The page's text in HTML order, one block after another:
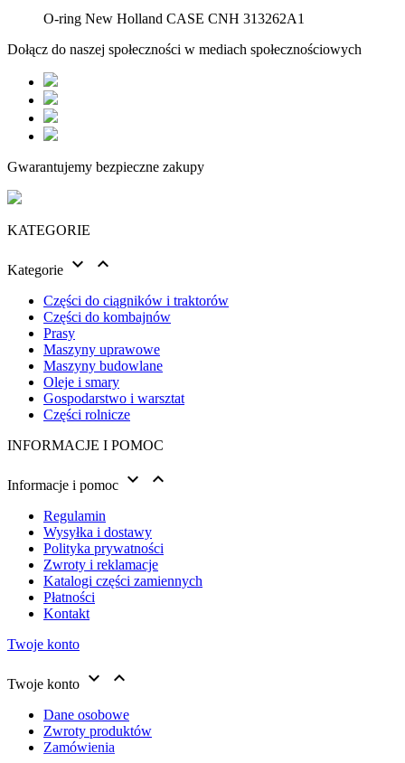
O-ring New Holland CASE CNH 313262A1
Dołącz do naszej społeczności w mediach społecznościowych
Gwarantujemy bezpieczne zakupy
KATEGORIE
Kategorie  
Części do ciągników i traktorów
Części do kombajnów
Prasy
Maszyny uprawowe
Maszyny budowlane
Oleje i smary
Gospodarstwo i warsztat
Części rolnicze
INFORMACJE I POMOC
Informacje i pomoc  
Regulamin
Wysyłka i dostawy
Polityka prywatności
Zwroty i reklamacje
Katalogi części zamiennych
Płatności
Kontakt
Twoje konto
Twoje konto  
Dane osobowe
Zwroty produktów
Zamówienia